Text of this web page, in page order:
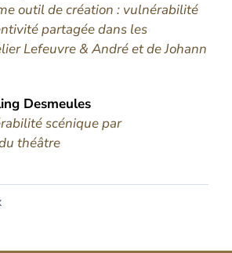
outil de création : vulnérabilité
partagée dans les
Lefeuvre & André et de Johann
Desmeules
scénique par
théâtre